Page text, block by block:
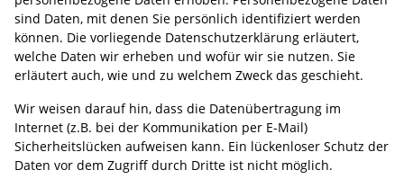
sind Daten, mit denen Sie persönlich identifiziert werden
können. Die vorliegende Datenschutzerklärung erläutert,
welche Daten wir erheben und wofür wir sie nutzen. Sie
erläutert auch, wie und zu welchem Zweck das geschieht.
Wir weisen darauf hin, dass die Datenübertragung im
Internet (z.B. bei der Kommunikation per E-Mail)
Sicherheitslücken aufweisen kann. Ein lückenloser Schutz der
Daten vor dem Zugriff durch Dritte ist nicht möglich.